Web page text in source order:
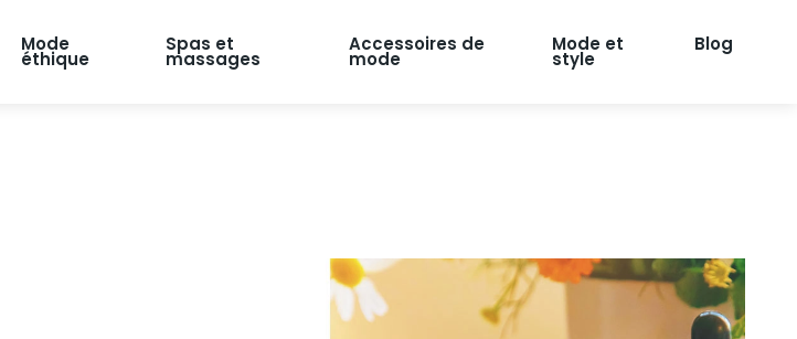
Mode
éthique
Spas et
massages
Accessoires de
mode
Mode et
style
Blog